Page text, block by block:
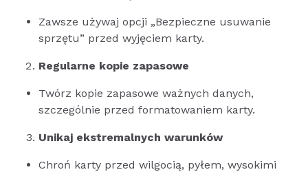
Zawsze używaj opcji „Bezpieczne usuwanie
sprzętu” przed wyjęciem karty.
Regularne kopie zapasowe
Twórz kopie zapasowe ważnych danych,
szczególnie przed formatowaniem karty.
Unikaj ekstremalnych warunków
Chroń karty przed wilgocią, pyłem, wysokimi